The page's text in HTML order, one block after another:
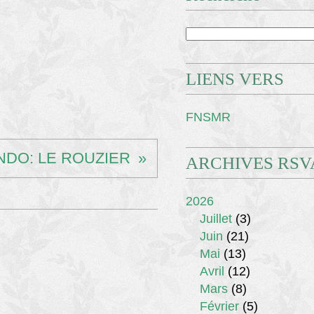
LE ROUZIER
LIENS VERS
FNSMR
ARCHIVES
2026
Juillet (3)
Juin (21)
Mai (13)
Avril (12)
Mars (8)
Février (5)